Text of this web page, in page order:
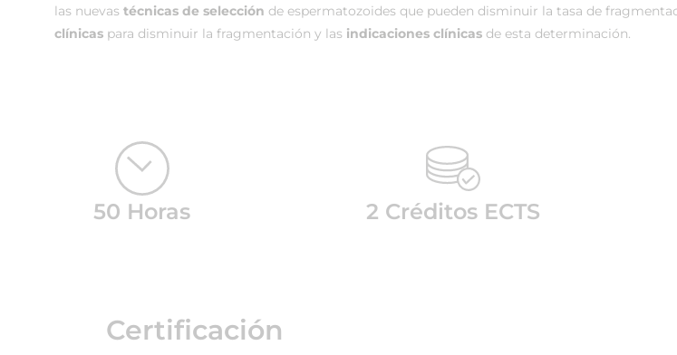
las nuevas técnicas de selección de espermatozoides que pueden disminuir la tasa de
clínicas para disminuir la fragmentación y las indicaciones clínicas de esta determinación.
50 Horas 2 Créditos ECTS
Certificación